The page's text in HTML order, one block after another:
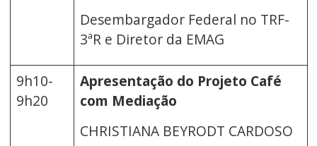
Desembargador Federal no TRF-
3ªR e Diretor da EMAG
9h10-
9h20
Apresentação do Projeto Café
com Mediação
CHRISTIANA BEYRODT CARDOSO